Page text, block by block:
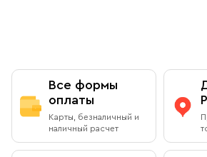
Все формы
оплаты
Карты, безналичный и
наличный расчет